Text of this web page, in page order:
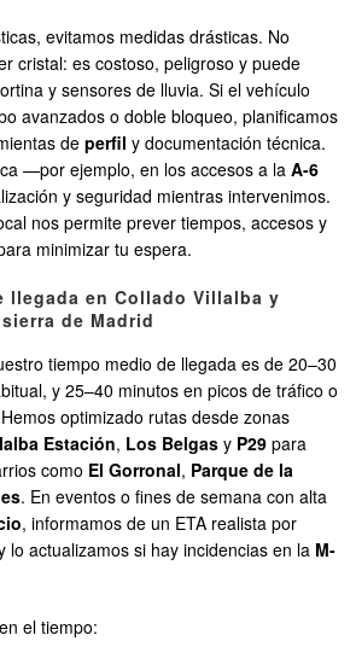
evitamos medidas drásticas. No
cristal: es costoso, peligroso y puede
y sensores de lluvia. Si el vehículo
avanzados o doble bloqueo, planificamos
de perfil y documentación técnica.
—por ejemplo, en los accesos a la A-6
y seguridad mientras intervenimos.
nos permite prever tiempos, accesos y
minimizar tu espera.
llegada en Collado Villalba y
de Madrid
tiempo medio de llegada es de 20–30
y 25–40 minutos en picos de tráfico o
optimizado rutas desde zonas
Estación, Los Belgas y P29 para
como El Gorronal, Parque de la
. En eventos o fines de semana con alta
, informamos de un ETA realista por
lo actualizamos si hay incidencias en la M-
el tiempo: